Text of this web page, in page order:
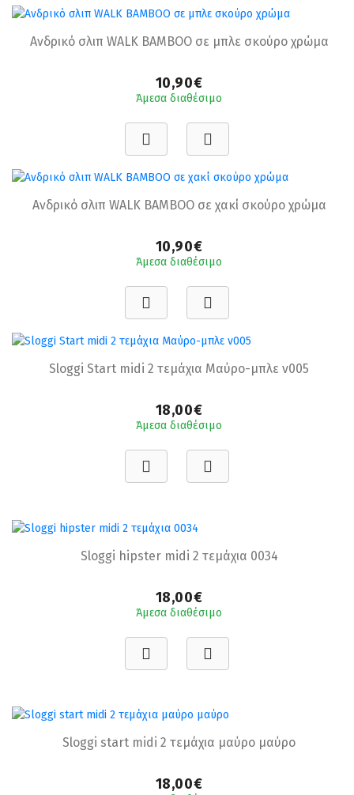
Ανδρικό σλιπ WALK BAMBOO σε μπλε σκούρο χρώμα
10,90€
Άμεσα διαθέσιμο
Ανδρικό σλιπ WALK BAMBOO σε χακί σκούρο χρώμα
10,90€
Άμεσα διαθέσιμο
Sloggi Start midi 2 τεμάχια Μαύρο-μπλε v005
18,00€
Άμεσα διαθέσιμο
Sloggi hipster midi 2 τεμάχια 0034
18,00€
Άμεσα διαθέσιμο
Sloggi start midi 2 τεμάχια μαύρο μαύρο
18,00€